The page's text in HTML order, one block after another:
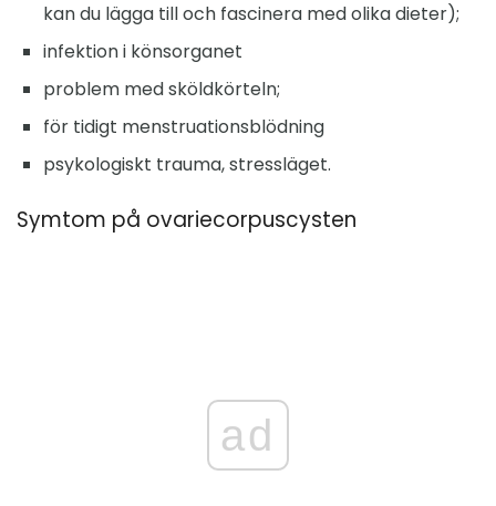
kan du lägga till och fascinera med olika dieter);
infektion i könsorganet
problem med sköldkörteln;
för tidigt menstruationsblödning
psykologiskt trauma, stressläget.
Symtom på ovariecorpuscysten
ad